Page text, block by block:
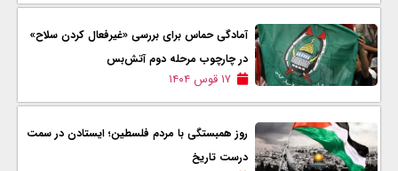
آمادگی حماس برای بررسی «غیرفعال کردن سلاح»
در چارچوب مرحله دوم آتش‌بس
۱۷ قوس ۱۴۰۴
روز همبستگی با مردم فلسطین؛ ایستادن در سمت
درست تاریخ